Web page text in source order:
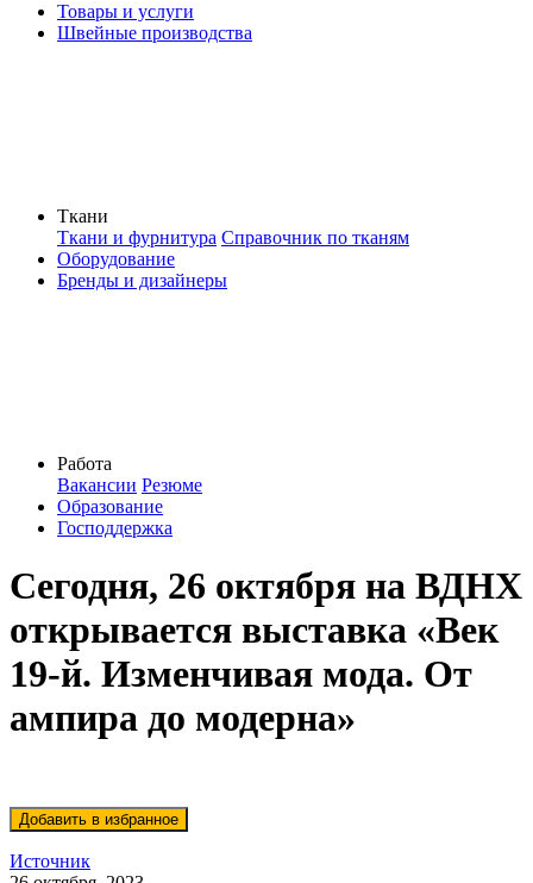
Товары и услуги
Швейные производства
Ткани
Ткани и фурнитура Справочник по тканям
Оборудование
Бренды и дизайнеры
Работа
Вакансии Резюме
Образование
Господдержка
Сегодня, 26 октября на ВДНХ
открывается выставка «Век
19-й. Изменчивая мода. От
ампира до модерна»
Источник